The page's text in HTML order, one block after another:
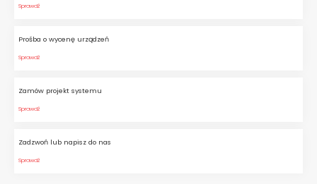
Sprawdź
Prośba o wycenę urządzeń
Sprawdź
Zamów projekt systemu
Sprawdź
Zadzwoń lub napisz do nas
Sprawdź